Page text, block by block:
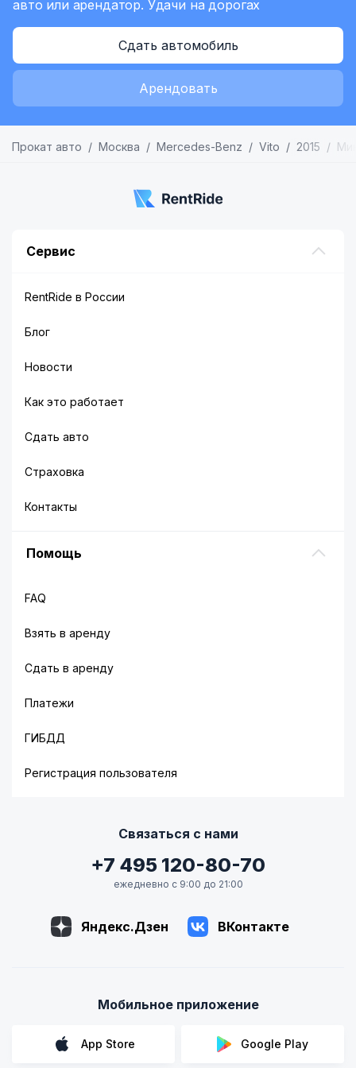
авто или арендатор. Удачи на дорогах
Сдать автомобиль
Арендовать
Прокат авто Москва Mercedes-Benz Vito 2015
Сервис
RentRide в России
Блог
Новости
Как это работает
Сдать авто
Страховка
Контакты
Помощь
FAQ
Взять в аренду
Сдать в аренду
Платежи
ГИБДД
Регистрация пользователя
Связаться с нами
+7 495 120-80-70
ежедневно с 9:00 до 21:00
Яндекс.Дзен ВКонтакте
Мобильное приложение
App Store Google Play